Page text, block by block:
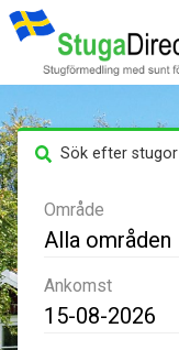
Sök efter stugor
Område
Alla områden
Ankomst